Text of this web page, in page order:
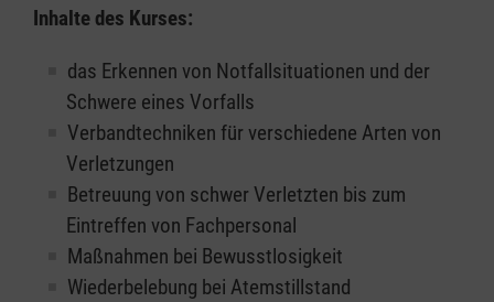
Inhalte des Kurses:
das Erkennen von Notfallsituationen und der
Schwere eines Vorfalls
Verbandtechniken für verschiedene Arten von
Verletzungen
Betreuung von schwer Verletzten bis zum
Eintreffen von Fachpersonal
Maßnahmen bei Bewusstlosigkeit
Wiederbelebung bei Atemstillstand